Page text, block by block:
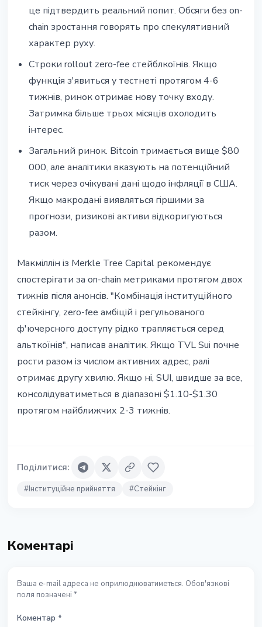
це підтвердить реальний попит. Обсяги без on-
chain зростання говорять про спекулятивний
характер руху.
Строки rollout zero-fee стейблкоїнів. Якщо
функція з'явиться у тестнеті протягом 4-6
тижнів, ринок отримає нову точку входу.
Затримка більше трьох місяців охолодить
інтерес.
Загальний ринок. Bitcoin тримається вище $80
000, але аналітики вказують на потенційний
тиск через очікувані дані щодо інфляції в США.
Якщо макродані виявляться гіршими за
прогнози, ризикові активи відкоригуються
разом.
Макміллін із Merkle Tree Capital рекомендує
спостерігати за on-chain метриками протягом двох
тижнів після анонсів. "Комбінація інституційного
стейкінгу, zero-fee амбіцій і регульованого
ф'ючерсного доступу рідко трапляється серед
альткоїнів", написав аналітик. Якщо TVL Sui почне
рости разом із числом активних адрес, ралі
отримає другу хвилю. Якщо ні, SUI, швидше за все,
консолідуватиметься в діапазоні $1.10-$1.30
протягом найближчих 2-3 тижнів.
Поділитися:
#Інституційне прийняття #Стейкінг
Коментарі
Ваша e-mail адреса не оприлюднюватиметься. Обов'язкові
поля позначені *
Коментар *